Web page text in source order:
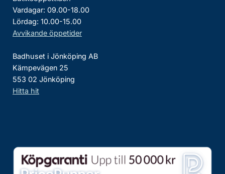
Vardagar: 09.00-18.00
Lördag: 10.00-15.00
Avvikande öppetider
Badhuset i Jönköping AB
Kämpevägen 25
553 02 Jönköping
Hitta hit